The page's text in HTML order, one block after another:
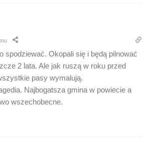
spodziewać. Okopali się i będą pilnować
2 lata. Ale jak ruszą w roku przed
pasy wymalują.
Najbogatsza gmina w powiecie a
wszechobecne.